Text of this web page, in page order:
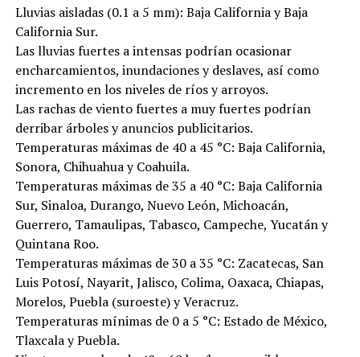
Lluvias aisladas (0.1 a 5 mm): Baja California y Baja
California Sur.
Las lluvias fuertes a intensas podrían ocasionar
encharcamientos, inundaciones y deslaves, así como
incremento en los niveles de ríos y arroyos.
Las rachas de viento fuertes a muy fuertes podrían
derribar árboles y anuncios publicitarios.
Temperaturas máximas de 40 a 45 °C: Baja California,
Sonora, Chihuahua y Coahuila.
Temperaturas máximas de 35 a 40 °C: Baja California
Sur, Sinaloa, Durango, Nuevo León, Michoacán,
Guerrero, Tamaulipas, Tabasco, Campeche, Yucatán y
Quintana Roo.
Temperaturas máximas de 30 a 35 °C: Zacatecas, San
Luis Potosí, Nayarit, Jalisco, Colima, Oaxaca, Chiapas,
Morelos, Puebla (suroeste) y Veracruz.
Temperaturas mínimas de 0 a 5 °C: Estado de México,
Tlaxcala y Puebla.